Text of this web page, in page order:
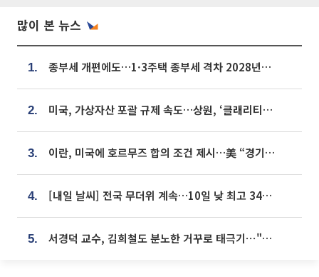
많이 본 뉴스
1. 종부세 개편에도…1·3주택 종부세 격차 2028년부터 확대
2. 미국, 가상자산 포괄 규제 속도…상원, ‘클래리티법’ 9월 절차투표 추진
3. 이란, 미국에 호르무즈 합의 조건 제시…美 “경기 아직 안 끝나” [종합]
4. [내일 날씨] 전국 무더위 계속…10일 낮 최고 34도 육박
5. 서경덕 교수, 김희철도 분노한 거꾸로 태극기⋯"엉터리는 아냐, 아쉬울 뿐"